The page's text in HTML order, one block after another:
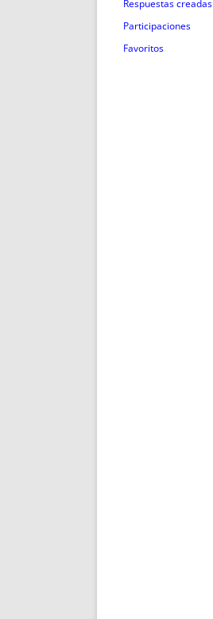
Respuestas creadas
Participaciones
Favoritos